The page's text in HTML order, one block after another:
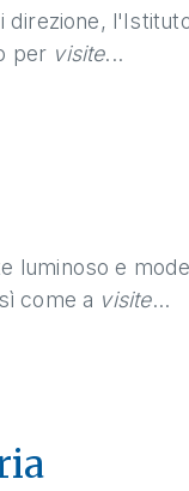
per visite...
luminoso e
come a visite...